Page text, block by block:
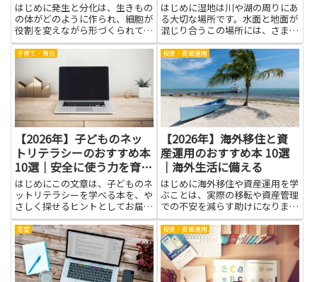
はじめに発生と分化は、生きもの
の体がどのように作られ、細胞が
役割を変えながら形づくられてい
くかを知る大切なテーマです。身
の回りの自然や身近な生き物を観
察するだけで、細胞がどう仕組み
を守りつつ変化していくかが見え
てきます。この記事はその理解
を...
はじめに湿地は川や湖の周りにあ
る大切な場所です。水面と地面が
混じり合うこの場所には、さまざ
まな生き物が暮らし、植物が水を
生み出す力を持っています。そん
な湿地の生物学を学ぶと、水辺の
生態系を知る手がかりが増えま
す。難しい用語を追いかけなくて
も...
子育て・育児
【2026年】子どものネッ
トリテラシーのおすすめ本
10選｜安全に使う力を育て
る
はじめにこの文章は、子どものネ
ットリテラシーを学べる本を、や
さしく探せるヒントとしてお届け
します。家庭や学校で役立つ情報
を、難しい言葉を避けて分かりや
すく紹介します。子どものネット
リテラシーを高めると、見知らぬ
人とのやりとりの安全、正しい
情...
投資・資産運用
【2026年】海外移住と資
産運用のおすすめ本 10選
｜海外生活に備える
はじめに海外移住や資産運用を学
ぶことは、実際の移転や資産管理
での不安を減らす助けになりま
す。生活費や税金、銀行や保険の
手続き、住まい探しなど、具体的
な準備を進める際に役立つ知識が
身につきます。資産運用の基本を
知ると、為替や投資リスクへの備
え...
恋愛 投資・資産運用